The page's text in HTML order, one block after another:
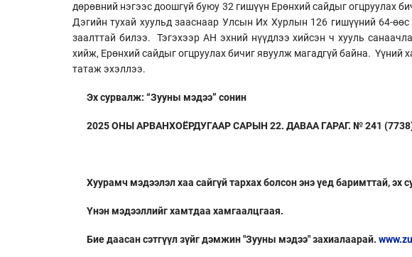
дөрөвний нэгээс доошгүй буюу 32 гишүүн Ерөнхий сайдыг огцруулах
Дэгийн тухай хуульд зааснаар Улсын Их Хурлын 126 гишүүний 64-
заалттай билээ. Тэгэхээр АН эхний нүүдлээ хийсэн ч хууль
хийж, Ерөнхий сайдыг огцруулах бичиг явуулж магадгүй байна. Үүний
татаж эхэллээ.
Эх сурвалж: “Зууны мэдээ” сонин
2025 ОНЫ АРВАНХОЁРДУГААР САРЫН 22. ДАВАА ГАРАГ. № 241
Хуурамч мэдээлэл хаа сайгүй тархах болсон энэ үед баримттай,
Үнэн мэдээллийг хамтдаа хамгаалцгаая.
Бие даасан сэтгүүл зүйг дэмжин "Зууны мэдээ" захиалаарай.